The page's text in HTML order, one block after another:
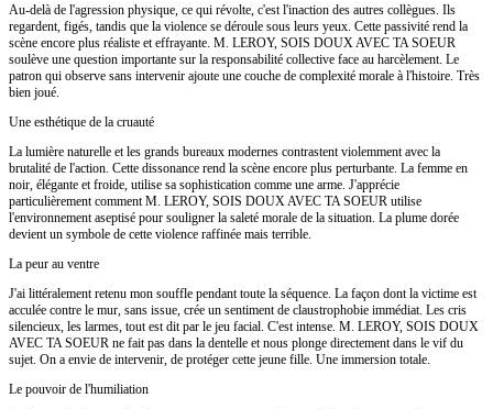
Au-delà de l'agression physique, ce qui révolte, c'est l'inaction des autres collègues. Ils
regardent, figés, tandis que la violence se déroule sous leurs yeux. Cette passivité rend la
scène encore plus réaliste et effrayante. M. LEROY, SOIS DOUX AVEC TA SOEUR
soulève une question importante sur la responsabilité collective face au harcèlement. Le
patron qui observe sans intervenir ajoute une couche de complexité morale à l'histoire. Très
bien joué.
Une esthétique de la cruauté
La lumière naturelle et les grands bureaux modernes contrastent violemment avec la
brutalité de l'action. Cette dissonance rend la scène encore plus perturbante. La femme en
noir, élégante et froide, utilise sa sophistication comme une arme. J'apprécie
particulièrement comment M. LEROY, SOIS DOUX AVEC TA SOEUR utilise
l'environnement aseptisé pour souligner la saleté morale de la situation. La plume dorée
devient un symbole de cette violence raffinée mais terrible.
La peur au ventre
J'ai littéralement retenu mon souffle pendant toute la séquence. La façon dont la victime est
acculée contre le mur, sans issue, crée un sentiment de claustrophobie immédiat. Les cris
silencieux, les larmes, tout est dit par le jeu facial. C'est intense. M. LEROY, SOIS DOUX
AVEC TA SOEUR ne fait pas dans la dentelle et nous plonge directement dans le vif du
sujet. On a envie de intervenir, de protéger cette jeune fille. Une immersion totale.
Le pouvoir de l'humiliation